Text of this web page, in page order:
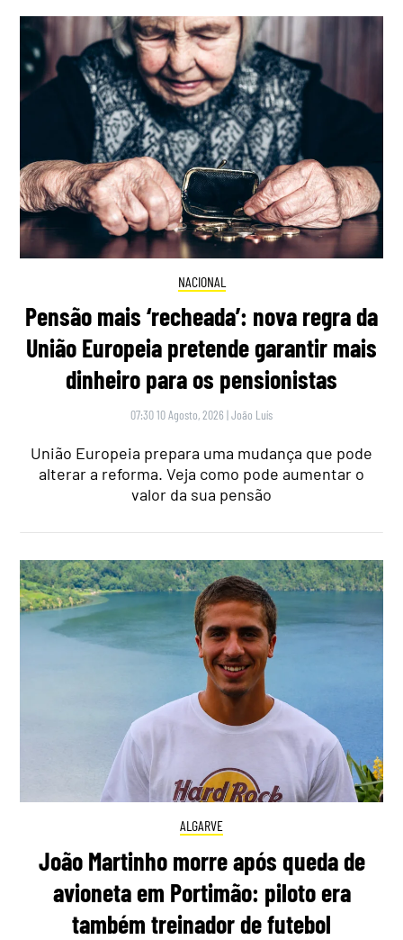
NACIONAL
Pensão mais ‘recheada’: nova regra da
União Europeia pretende garantir mais
dinheiro para os pensionistas
07:30 10 Agosto, 2026 |João Luís
União Europeia prepara uma mudança que pode
alterar a reforma. Veja como pode aumentar o
valor da sua pensão
ALGARVE
João Martinho morre após queda de
avioneta em Portimão: piloto era
também treinador de futebol